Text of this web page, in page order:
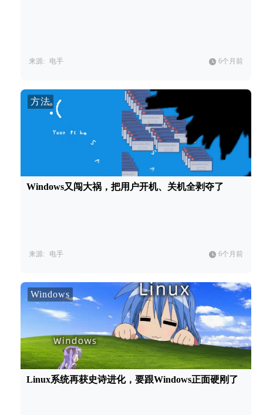
来源: 电手 6个月前
方法
Windows又闯大祸，把用户开机、关机全剥夺了
来源: 电手 6个月前
Windows
Linux系统再获史诗进化，要跟Windows正面硬刚了